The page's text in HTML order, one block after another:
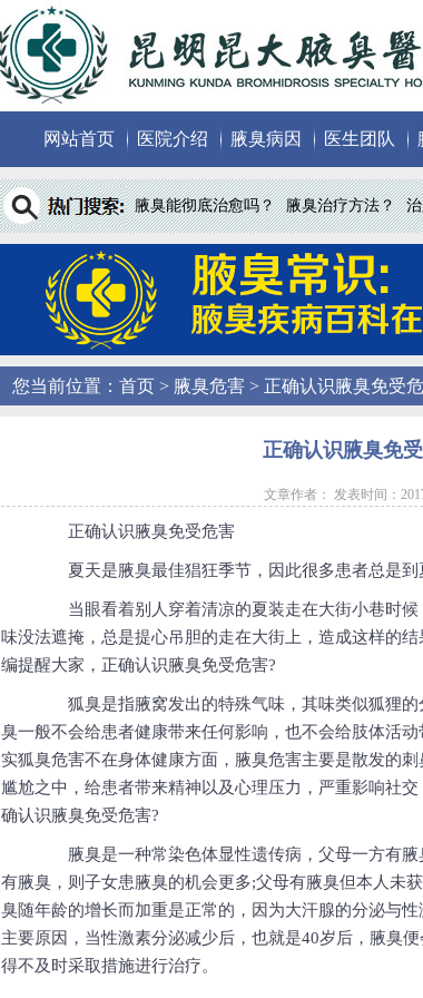
网站首页 医院介绍 腋臭病因 医生团队
腋臭能彻底治愈吗？ 腋臭治疗方法？
您当前位置： 首页 > 腋臭危害 > 正确认识腋臭免受
正确认识腋臭免
文章作者： 发表时间：
正确认识腋臭免受危害
夏天是腋臭最佳猖狂季节，因此很多患者总是到
当眼看着别人穿着清凉的夏装走在大街小巷时候
味没法遮掩，总是提心吊胆的走在大街上，造成这样的
编提醒大家，正确认识腋臭免受危害?
狐臭是指腋窝发出的特殊气味，其味类似狐狸的
臭一般不会给患者健康带来任何影响，也不会给肢体活
实狐臭危害不在身体健康方面，腋臭危害主要是散发的
尴尬之中，给患者带来精神以及心理压力，严重影响社
确认识腋臭免受危害?
腋臭是一种常染色体显性遗传病，父母一方有腋
有腋臭，则子女患腋臭的机会更多;父母有腋臭但本人未
臭随年龄的增长而加重是正常的，因为大汗腺的分泌与
主要原因，当性激素分泌减少后，也就是40岁后，腋臭
得不及时采取措施进行治疗。